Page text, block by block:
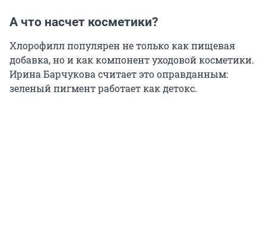
А что насчет косметики?
Хлорофилл популярен не только как пищевая
добавка, но и как компонент уходовой косметики.
Ирина Барчукова считает это оправданным:
зеленый пигмент работает как детокс.